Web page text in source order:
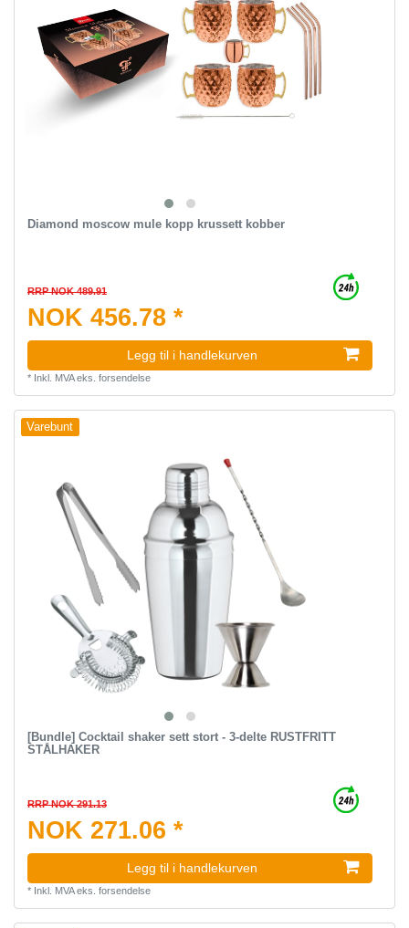
Diamond moscow mule kopp krussett kobber
RRP NOK 489.91
NOK 456.78 *
Legg til i handlekurven
* Inkl. MVAeks. forsendelse
Varebunt
[Bundle] Cocktail shaker sett stort - 3-delte RUSTFRITT
STÅLHAKER
RRP NOK 291.13
NOK 271.06 *
Legg til i handlekurven
* Inkl. MVAeks. forsendelse